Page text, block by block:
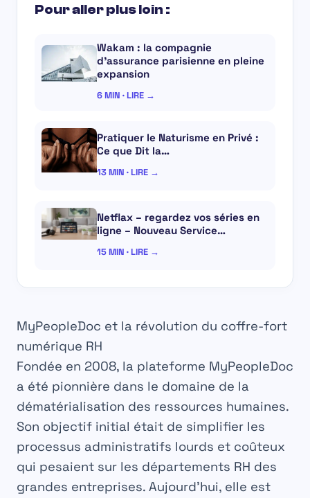
Pour aller plus loin :
Wakam : la compagnie
d’assurance parisienne en pleine
expansion
6 MIN · LIRE →
Pratiquer le Naturisme en Privé :
Ce que Dit la…
13 MIN · LIRE →
Netflax – regardez vos séries en
ligne – Nouveau Service…
15 MIN · LIRE →
MyPeopleDoc et la révolution du coffre-fort
numérique RH
Fondée en 2008, la plateforme MyPeopleDoc
a été pionnière dans le domaine de la
dématérialisation des ressources humaines.
Son objectif initial était de simplifier les
processus administratifs lourds et coûteux
qui pesaient sur les départements RH des
grandes entreprises. Aujourd’hui, elle est